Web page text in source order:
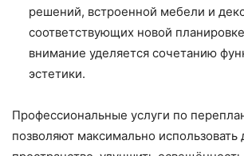
решений, встроенной мебели и
соответствующих новой
внимание уделяется сочетанию
эстетики.
Профессиональные услуги по
позволяют максимально использовать